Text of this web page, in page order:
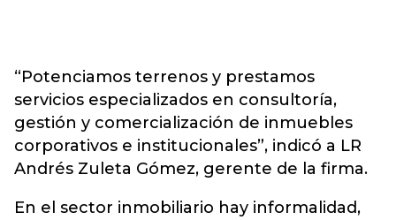
“Potenciamos terrenos y prestamos
servicios especializados en consultoría,
gestión y comercialización de inmuebles
corporativos e institucionales”, indicó a LR
Andrés Zuleta Gómez, gerente de la firma.
En el sector inmobiliario hay informalidad,